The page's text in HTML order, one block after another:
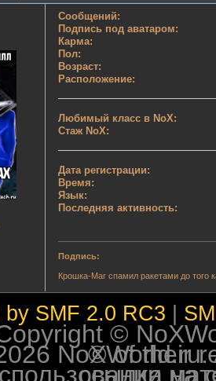
Сообщений:
Подпись под аватаром:
Карма:
Пол:
Возраст:
Расположение:
Любимый класс в NoX:
Стаж NoX:
Дата регистрации:
Время:
Язык:
Последняя активность:
Подпись:
Крошка-Маг спамил ракетами до того
by SMF 2.0 RC3
©
© 2009-2026 NoXWorld.ru. All
При использовании